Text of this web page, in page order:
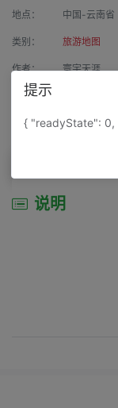
地点： 中国-云南省
类别： 旅游地图
作者： 寰宇天涯
来源：
属性： 地图属性：
说明
提示
{ "readyState":